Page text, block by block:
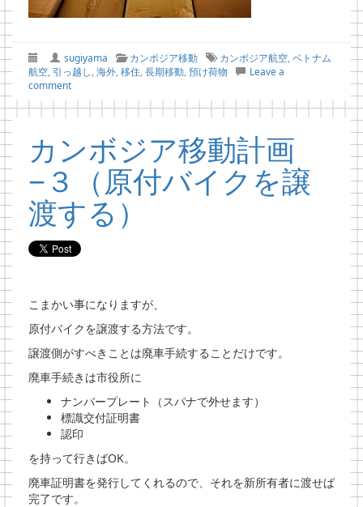
sugiyama カンボジア移動 カンボジア航空, ベトナム
航空, 引っ越し, 海外, 移住, 長期移動, 預け荷物
Leave a
comment
カンボジア移動計画
−３（原付バイクを譲
渡する）
こまかい事になりますが、
原付バイクを譲渡する方法です。
譲渡側がすべきことは廃車手続することだけです。
廃車手続きは市役所に
ナンバープレート（スパナで外せます）
標識交付証明書
認印
を持って行きばOK。
廃車証明書を発行してくれるので、それを新所有者に渡せば
完了です。